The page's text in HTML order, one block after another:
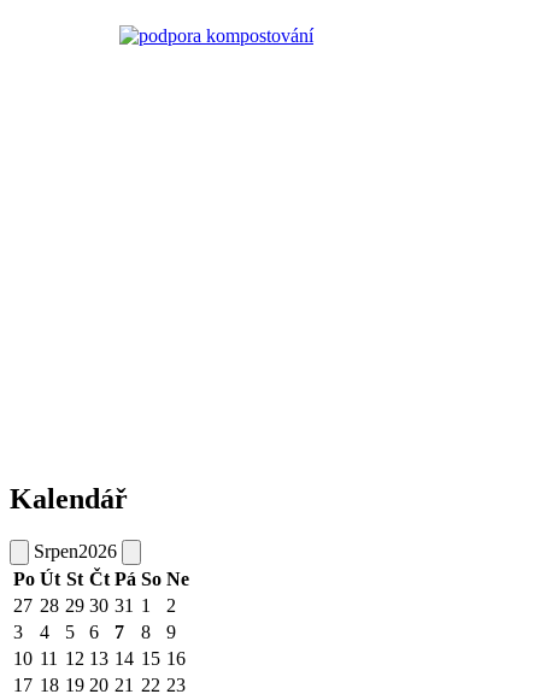
Kalendář
Srpen2026
Po Út St Čt Pá So Ne
27 28 29 30 31 1
2
3
4 5 6 7 8
9
10 11 12 13 14 15 16
17 18 19 20 21 22 23